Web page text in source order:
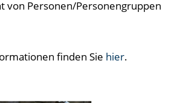
von Personen/Personengruppen
finden Sie hier.